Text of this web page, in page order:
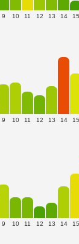
9 10 11 12 13 14 15
9 10 11 12 13 14 15
9 10 11 12 13 14 15